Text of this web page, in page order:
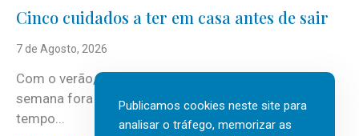
Cinco cuidados a ter em casa antes de sair
7 de Agosto, 2026
Com o verão, chegam também as férias, os fins-de-
semana fora e os dias em que a casa fica mais
tempo...
Publicamos cookies neste site para
analisar o tráfego, memorizar as